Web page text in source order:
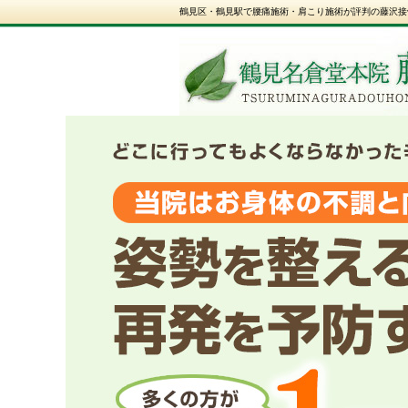
鶴見区・鶴見駅で腰痛施術・肩こり施術が評判の藤沢